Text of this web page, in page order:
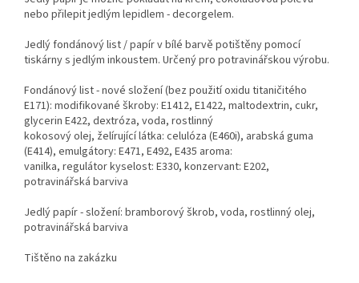
nebo přilepit jedlým lepidlem - decorgelem.
Jedlý fondánový list / papír v bílé barvě potištěny pomocí
tiskárny s jedlým inkoustem. Určený pro potravinářskou výrobu.
Fondánový list - nové složení (bez použití oxidu titaničitého
E171): modifikované škroby: E1412, E1422, maltodextrin, cukr,
glycerin E422, dextróza, voda, rostlinný
kokosový olej, želírující látka: celulóza (E460i), arabská guma
(E414), emulgátory: E471, E492, E435 aroma:
vanilka, regulátor kyselost: E330, konzervant: E202,
potravinářská barviva
Jedlý papír - složení: bramborový škrob, voda, rostlinný olej,
potravinářská barviva
Tištěno na zakázku